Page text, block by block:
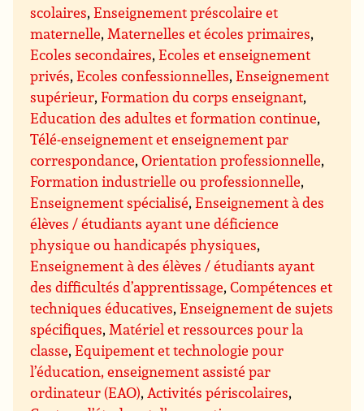
scolaires,Enseignement préscolaire et
maternelle,Maternelles et écoles primaires,
Ecoles secondaires,Ecoles et enseignement
privés,Ecoles confessionnelles,Enseignement
supérieur,Formation du corps enseignant,
Education des adultes et formation continue,
Télé-enseignement et enseignement par
correspondance,Orientation professionnelle,
Formation industrielle ou professionnelle,
Enseignement spécialisé,Enseignement à des
élèves / étudiants ayant une déficience
physique ou handicapés physiques,
Enseignement à des élèves / étudiants ayant
des difficultés d’apprentissage,Compétences et
techniques éducatives,Enseignement de sujets
spécifiques,Matériel et ressources pour la
classe,Equipement et technologie pour
l’éducation, enseignement assisté par
ordinateur (EAO),Activités périscolaires,